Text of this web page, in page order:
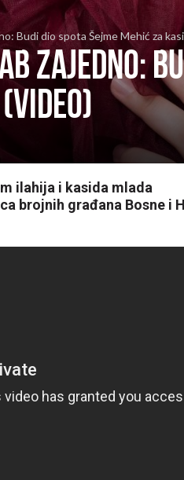
Budi dio spota Šejme Mehić za
zajedno:
ilahija i kasida mlada
brojnih građana Bosne i